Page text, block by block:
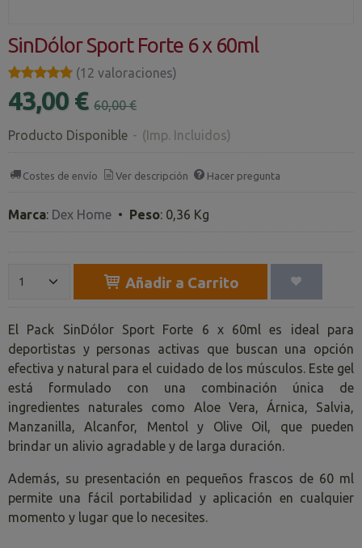
SinDólor Sport Forte 6 x 60ml
★★★★★
★★★★★ (12 valoraciones)
43,00 € 60,00 €
Producto Disponible - (Imp. Incluidos)
Costes de envío Ver descripción Hacer pregunta
Marca: Dex Home • Peso: 0,36 Kg
Añadir a Carrito
El Pack SinDólor Sport Forte 6 x 60ml es ideal para
deportistas y personas activas que buscan una opción
efectiva y natural para el cuidado de los músculos. Este gel
está formulado con una combinación única de
ingredientes naturales como Aloe Vera, Árnica, Salvia,
Manzanilla, Alcanfor, Mentol y Olive Oil, que pueden
brindar un alivio agradable y de larga duración.
Además, su presentación en pequeños frascos de 60 ml
permite una fácil portabilidad y aplicación en cualquier
momento y lugar que lo necesites.